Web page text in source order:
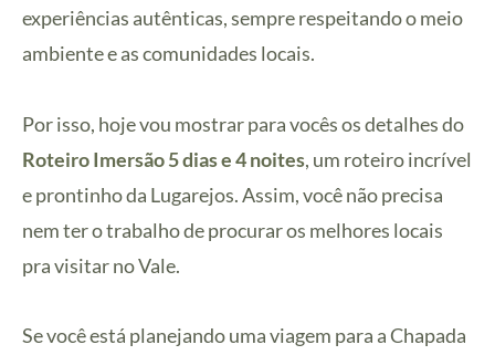
experiências autênticas, sempre respeitando o meio
ambiente e as comunidades locais.
Por isso, hoje vou mostrar para vocês os detalhes do
Roteiro Imersão 5 dias e 4 noites, um roteiro incrível
e prontinho da Lugarejos. Assim, você não precisa
nem ter o trabalho de procurar os melhores locais
pra visitar no Vale.
Se você está planejando uma viagem para a Chapada